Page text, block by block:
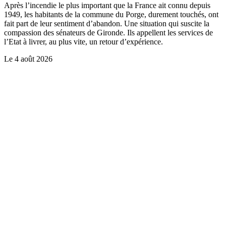
Après l’incendie le plus important que la France ait connu depuis
1949, les habitants de la commune du Porge, durement touchés, ont
fait part de leur sentiment d’abandon. Une situation qui suscite la
compassion des sénateurs de Gironde. Ils appellent les services de
l’Etat à livrer, au plus vite, un retour d’expérience.
Le 4 août 2026